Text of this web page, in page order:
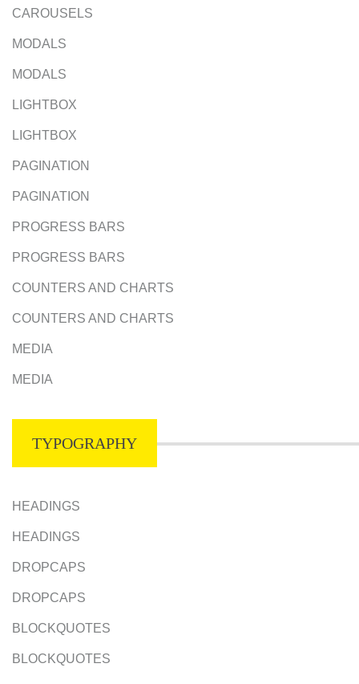
CAROUSELS
MODALS
MODALS
LIGHTBOX
LIGHTBOX
PAGINATION
PAGINATION
PROGRESS BARS
PROGRESS BARS
COUNTERS AND CHARTS
COUNTERS AND CHARTS
MEDIA
MEDIA
TYPOGRAPHY
HEADINGS
HEADINGS
DROPCAPS
DROPCAPS
BLOCKQUOTES
BLOCKQUOTES